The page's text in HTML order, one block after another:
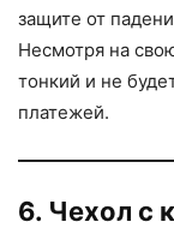
защите от
Несмотря на
тонкий и не
платежей.
6. Чехол с